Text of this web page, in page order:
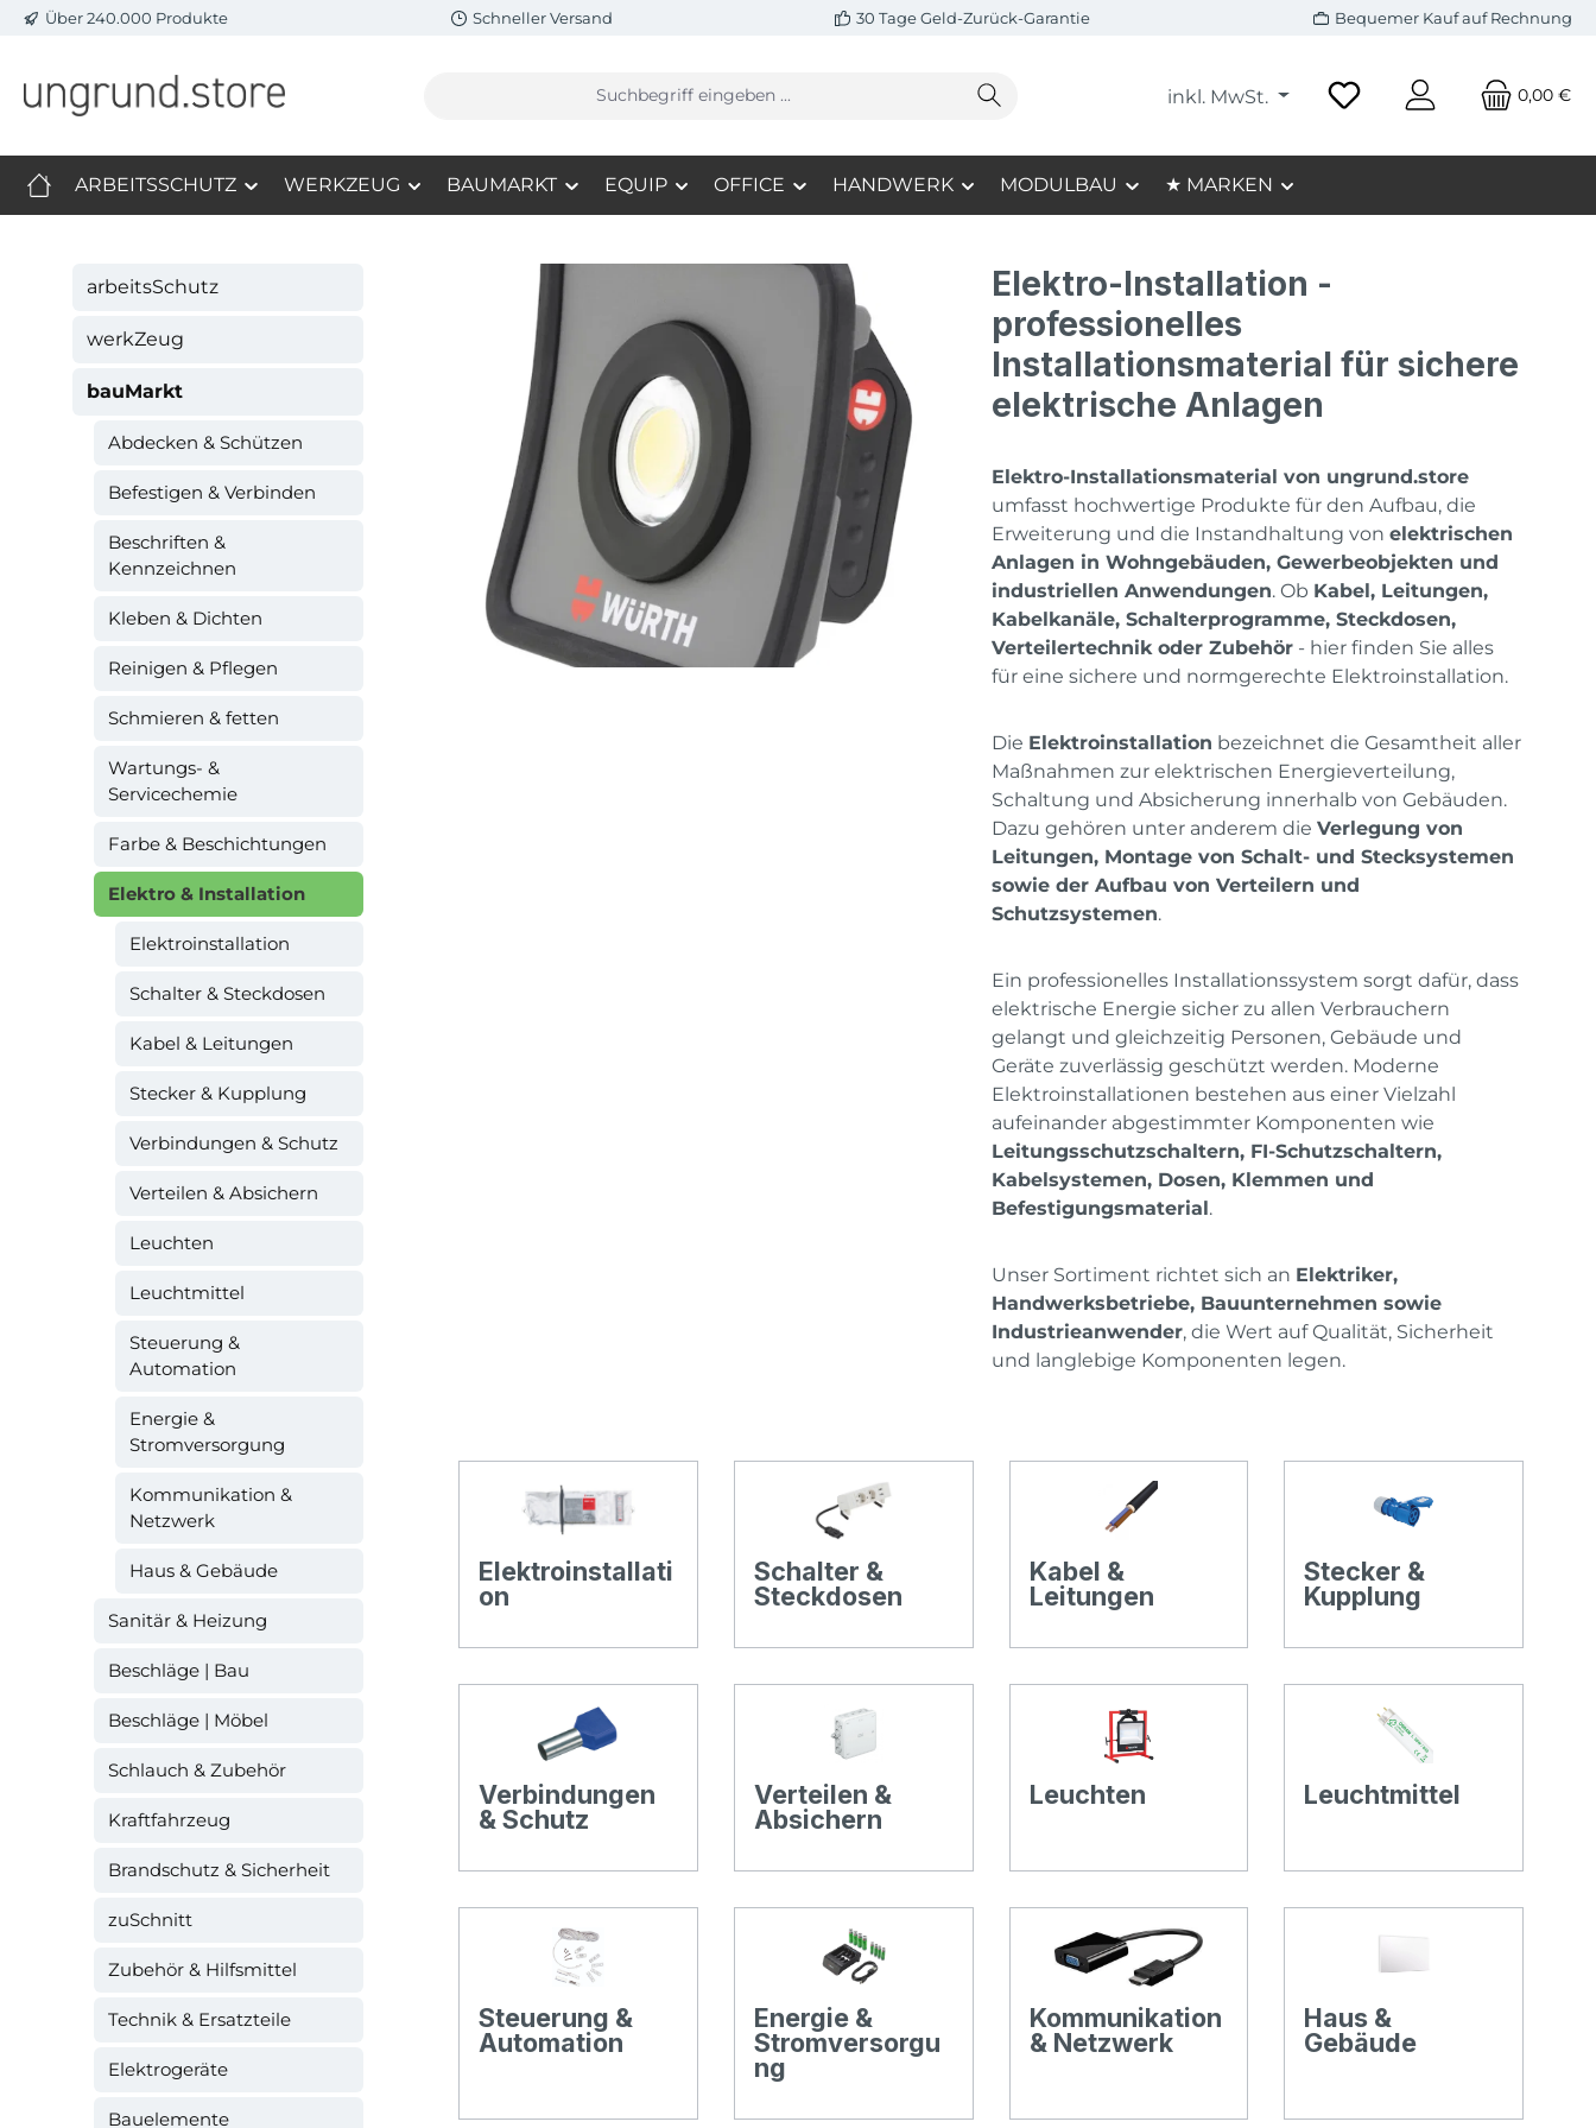
Hauptinhalt springen
Zur Suche springen
Zur Hauptnavigation springen
Über 240.000 Produkte Schneller Versand 30 Tage Geld-Zurück-Garantie Bequemer Kauf auf Rechnung
inkl. MwSt. 0,00 €
ARBEITSSCHUTZ WERKZEUG BAUMARKT EQUIP OFFICE HANDWERK MODULBAU ★ MARKEN
arbeitsSchutz
werkZeug
bauMarkt
Abdecken & Schützen
Befestigen & Verbinden
Beschriften &
Kennzeichnen
Kleben & Dichten
Reinigen & Pflegen
Schmieren & fetten
Wartungs- &
Servicechemie
Farbe & Beschichtungen
Elektro & Installation
Elektroinstallation
Schalter & Steckdosen
Kabel & Leitungen
Stecker & Kupplung
Verbindungen & Schutz
Verteilen & Absichern
Leuchten
Leuchtmittel
Steuerung &
Automation
Energie &
Stromversorgung
Kommunikation &
Netzwerk
Haus & Gebäude
Sanitär & Heizung
Beschläge | Bau
Beschläge | Möbel
Schlauch & Zubehör
Kraftfahrzeug
Brandschutz & Sicherheit
zuSchnitt
Zubehör & Hilfsmittel
Technik & Ersatzteile
Elektrogeräte
Bauelemente
Elektro-Installation -
professionelles
Installationsmaterial für sichere
elektrische Anlagen
Elektro-Installationsmaterial von ungrund.store
umfasst hochwertige Produkte für den Aufbau, die
Erweiterung und die Instandhaltung von elektrischen
Anlagen in Wohngebäuden, Gewerbeobjekten und
industriellen Anwendungen. Ob Kabel, Leitungen,
Kabelkanäle, Schalterprogramme, Steckdosen,
Verteilertechnik oder Zubehör- hier finden Sie alles
für eine sichere und normgerechte Elektroinstallation.
Die Elektroinstallation bezeichnet die Gesamtheit aller
Maßnahmen zur elektrischen Energieverteilung,
Schaltung und Absicherung innerhalb von Gebäuden.
Dazu gehören unter anderem die Verlegung von
Leitungen, Montage von Schalt- und Stecksystemen
sowie der Aufbau von Verteilern und
Schutzsystemen.
Ein professionelles Installationssystem sorgt dafür, dass
elektrische Energie sicher zu allen Verbrauchern
gelangt und gleichzeitig Personen, Gebäude und
Geräte zuverlässig geschützt werden. Moderne
Elektroinstallationen bestehen aus einer Vielzahl
aufeinander abgestimmter Komponenten wie
Leitungsschutzschaltern, FI-Schutzschaltern,
Kabelsystemen, Dosen, Klemmen und
Befestigungsmaterial.
Unser Sortiment richtet sich an Elektriker,
Handwerksbetriebe, Bauunternehmen sowie
Industrieanwender, die Wert auf Qualität, Sicherheit
und langlebige Komponenten legen.
Elektroinstallati
on
Schalter &
Steckdosen
Kabel &
Leitungen
Stecker &
Kupplung
Verbindungen
& Schutz
Verteilen &
Absichern
Leuchten Leuchtmittel
Steuerung &
Automation
Energie &
Stromversorgu
ng
Kommunikation
& Netzwerk
Haus &
Gebäude